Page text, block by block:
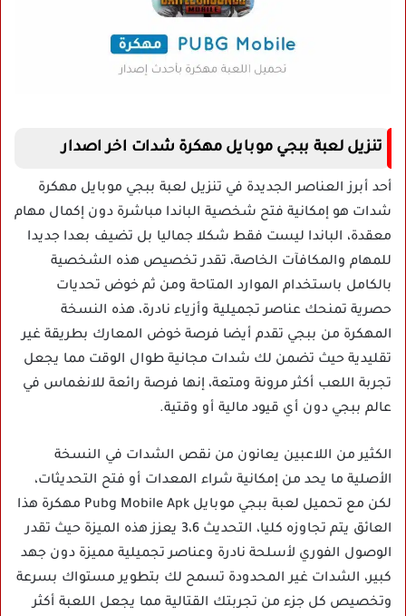
تنزيل لعبة ببجي موبايل مهكرة شدات اخر اصدار
أحد أبرز العناصر الجديدة في تنزيل لعبة ببجي موبايل مهكرة
شدات هو إمكانية فتح شخصية الباندا مباشرة دون إكمال مهام
معقدة، الباندا ليست فقط شكلا جماليا بل تضيف بعدا جديدا
للمهام والمكافآت الخاصة، تقدر تخصيص هذه الشخصية
بالكامل باستخدام الموارد المتاحة ومن ثم خوض تحديات
حصرية تمنحك عناصر تجميلية وأزياء نادرة، هذه النسخة
المهكرة من ببجي تقدم أيضا فرصة خوض المعارك بطريقة غير
تقليدية حيث تضمن لك شدات مجانية طوال الوقت مما يجعل
تجربة اللعب أكثر مرونة ومتعة، إنها فرصة رائعة للانغماس في
عالم ببجي دون أي قيود مالية أو وقتية.
الكثير من اللاعبين يعانون من نقص الشدات في النسخة
الأصلية ما يحد من إمكانية شراء المعدات أو فتح التحديثات،
لكن مع تحميل لعبة ببجي موبايل Pubg Mobile Apk مهكرة
هذا
العائق يتم تجاوزه كليا، التحديث 3،6 يعزز هذه الميزة حيث تقدر
الوصول الفوري لأسلحة نادرة وعناصر تجميلية مميزة دون جهد
كبير، الشدات غير المحدودة تسمح لك بتطوير مستواك بسرعة
وتخصيص كل جزء من تجربتك القتالية مما يجعل اللعبة أكثر